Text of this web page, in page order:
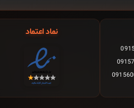
نماد اعتماد